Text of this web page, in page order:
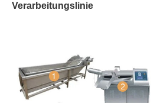
Verarbeitungslinie